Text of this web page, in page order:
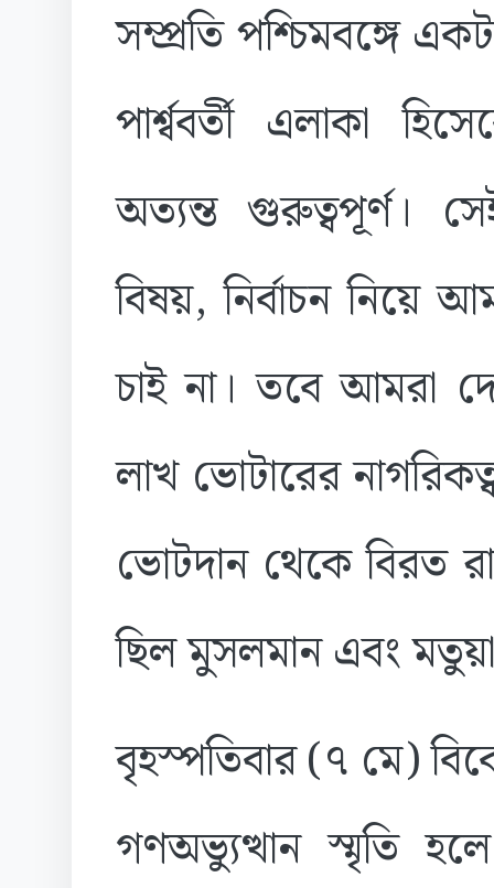
সম্প্রতি পশ্চিমবঙ্গে
পার্শ্ববর্তী এলাকা
অত্যন্ত গুরুত্বপূর্ণ।
বিষয়, নির্বাচন
চাই না। তবে আমরা
লাখ ভোটারের
ভোটদান থেকে বিরত
ছিল মুসলমান এবং
বৃহস্পতিবার (৭ মে)
গণঅভ্যুত্থান স্মৃতি